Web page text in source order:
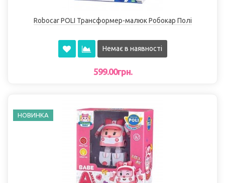
Robocar POLI Трансформер-малюк Робокар Полі
Немає в наявності
599.00грн.
НОВИНКА